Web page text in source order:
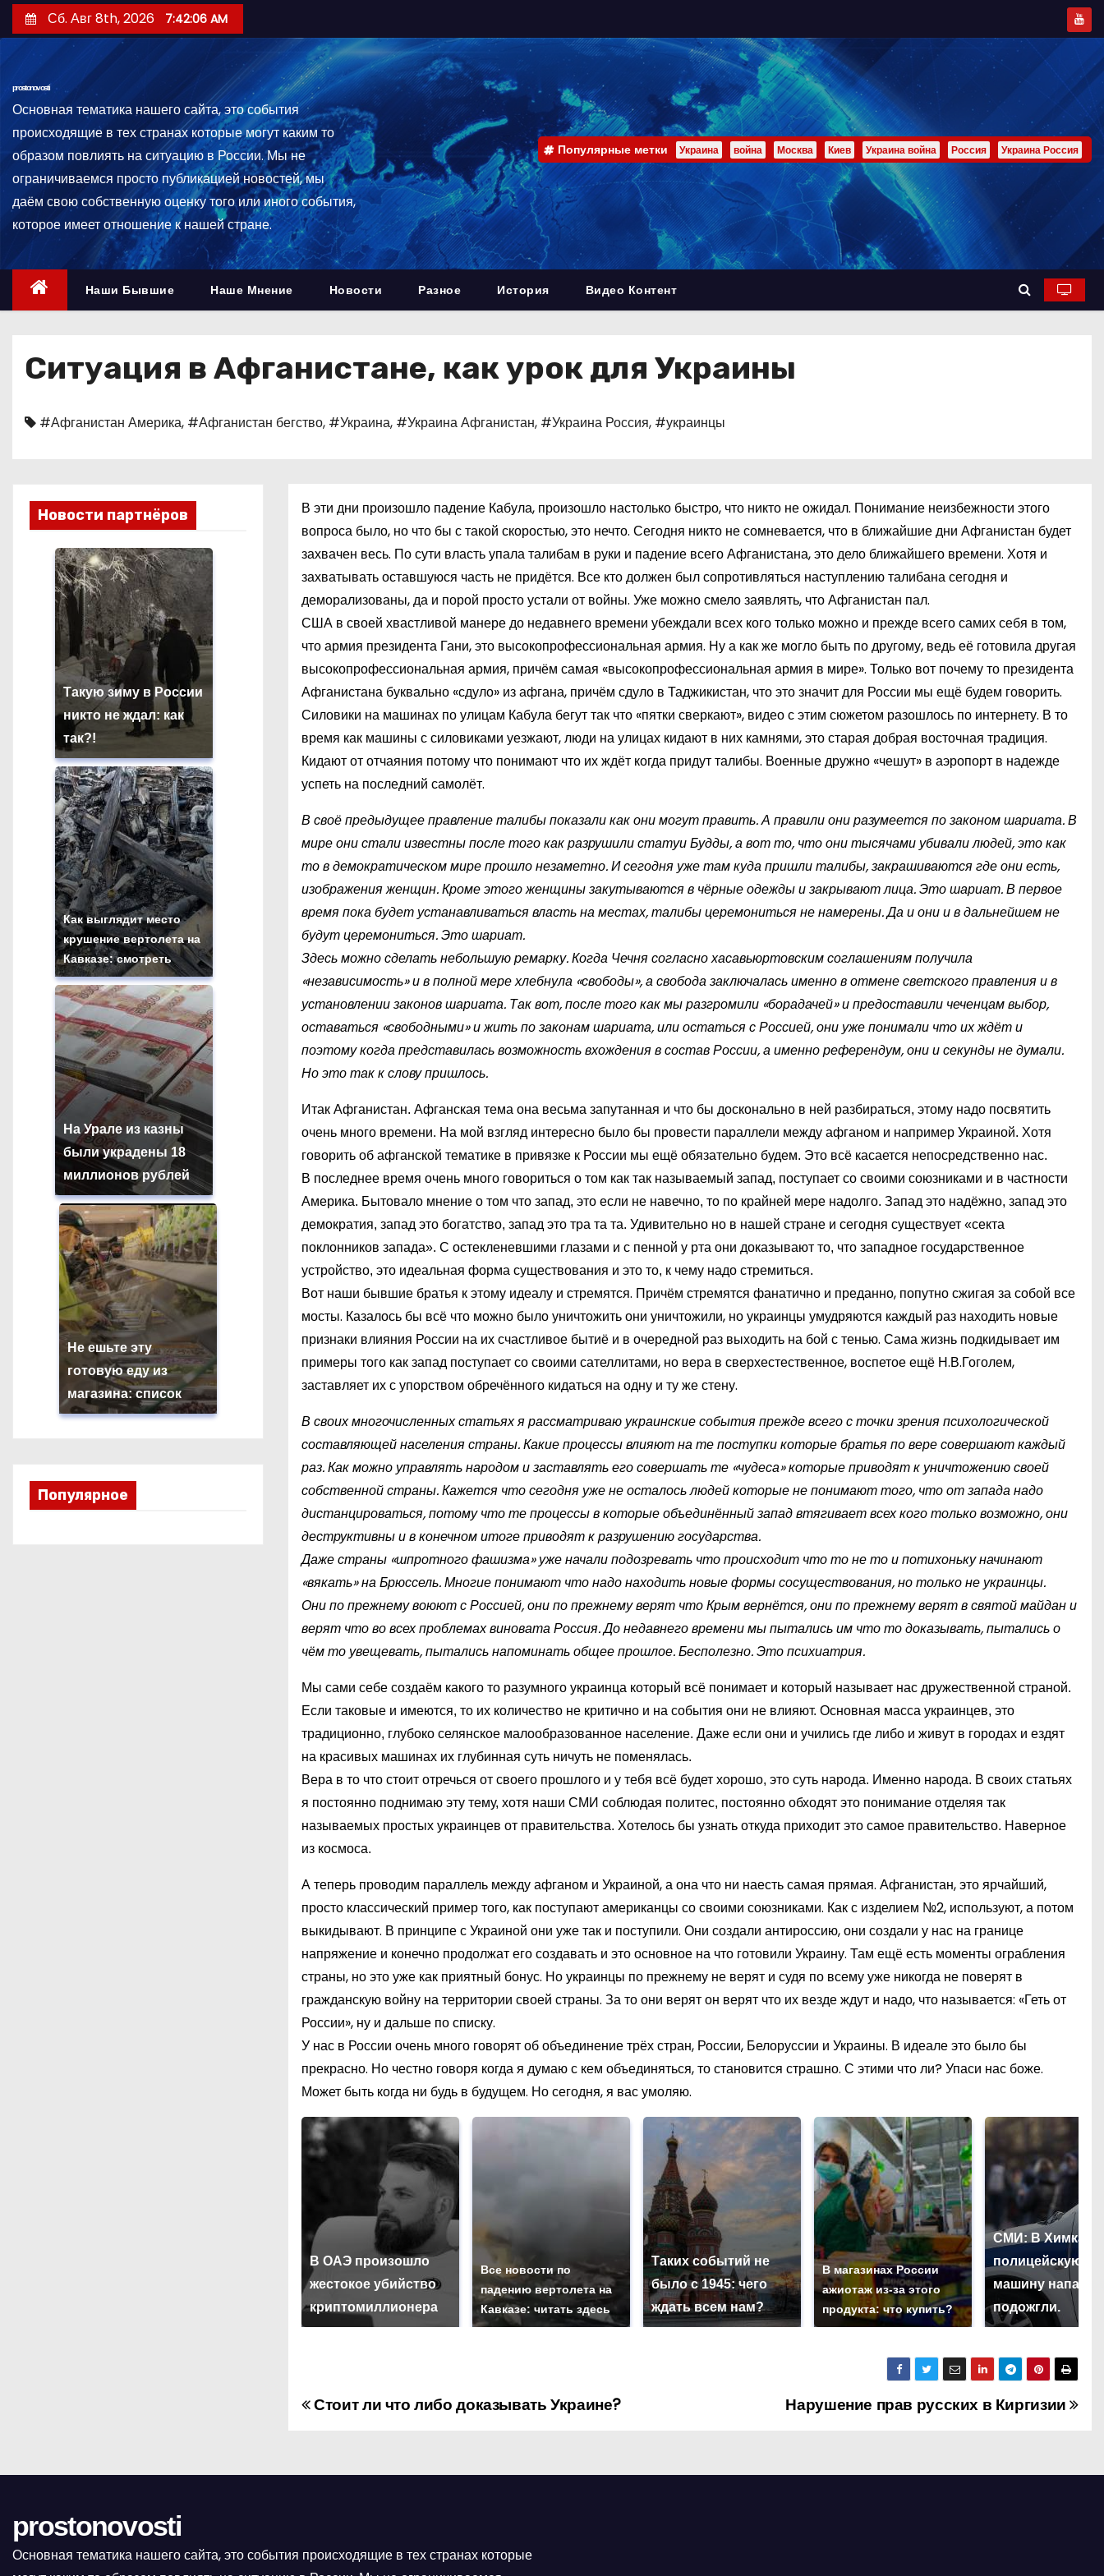
е
й
ж
Сб. Авг 8th, 2026 7:42:07 AM
prostonovosti
Основная тематика нашего сайта, это события
происходящие в тех странах которые могут каким то
образом повлиять на ситуацию в России. Мы не
ограничиваемся просто публикацией новостей, мы
даём свою собственную оценку того или иного события,
которое имеет отношение к нашей стране.
Популярные метки Украина война Москва Киев Украина война Россия Украина Россия
Наши Бывшие Наше Мнение Новости Разное История Видео Контент
Ситуация в Афганистане, как урок для Украины
#Афганистан Америка, #Афганистан бегство, #Украина, #Украина Афганистан, #Украина Россия, #украинцы
Новости партнёров
Такую зиму в России
никто не ждал: как
так?!
Как выглядит место
крушение вертолета на
Кавказе: смотреть
На Урале из казны
были украдены 18
миллионов рублей
Не ешьте эту
готовую еду из
магазина: список
Популярное
В эти дни произошло падение Кабула, произошло настолько быстро, что никто не ожидал. Понимание неизбежности этого
вопроса было, но что бы с такой скоростью, это нечто. Сегодня никто не сомневается, что в ближайшие дни Афганистан будет
захвачен весь. По сути власть упала талибам в руки и падение всего Афганистана, это дело ближайшего времени. Хотя и
захватывать оставшуюся часть не придётся. Все кто должен был сопротивляться наступлению талибана сегодня и
деморализованы, да и порой просто устали от войны. Уже можно смело заявлять, что Афганистан пал.
США в своей хвастливой манере до недавнего времени убеждали всех кого только можно и прежде всего самих себя в том,
что армия президента Гани, это высокопрофессиональная армия. Ну а как же могло быть по другому, ведь её готовила другая
высокопрофессиональная армия, причём самая «высокопрофессиональная армия в мире». Только вот почему то президента
Афганистана буквально «сдуло» из афгана, причём сдуло в Таджикистан, что это значит для России мы ещё будем говорить.
Силовики на машинах по улицам Кабула бегут так что «пятки сверкают», видео с этим сюжетом разошлось по интернету. В то
время как машины с силовиками уезжают, люди на улицах кидают в них камнями, это старая добрая восточная традиция.
Кидают от отчаяния потому что понимают что их ждёт когда придут талибы. Военные дружно «чешут» в аэропорт в надежде
успеть на последний самолёт.
В своё предыдущее правление талибы показали как они могут править. А правили они разумеется по законом шариата. В
мире они стали известны после того как разрушили статуи Будды, а вот то, что они тысячами убивали людей, это как
то в демократическом мире прошло незаметно. И сегодня уже там куда пришли талибы, закрашиваются где они есть,
изображения женщин. Кроме этого женщины закутываются в чёрные одежды и закрывают лица. Это шариат. В первое
время пока будет устанавливаться власть на местах, талибы церемониться не намерены. Да и они и в дальнейшем не
будут церемониться. Это шариат.
Здесь можно сделать небольшую ремарку. Когда Чечня согласно хасавьюртовским соглашениям получила
«независимость» и в полной мере хлебнула «свободы», а свобода заключалась именно в отмене светского правления и в
установлении законов шариата. Так вот, после того как мы разгромили «борадачей» и предоставили чеченцам выбор,
оставаться «свободными» и жить по законам шариата, или остаться с Россией, они уже понимали что их ждёт и
поэтому когда представилась возможность вхождения в состав России, а именно референдум, они и секунды не думали.
Но это так к слову пришлось.
Итак Афганистан. Афганская тема она весьма запутанная и что бы досконально в ней разбираться, этому надо посвятить
очень много времени. На мой взгляд интересно было бы провести параллели между афганом и например Украиной. Хотя
говорить об афганской тематике в привязке к России мы ещё обязательно будем. Это всё касается непосредственно нас.
В последнее время очень много говориться о том как так называемый запад, поступает со своими союзниками и в частности
Америка. Бытовало мнение о том что запад, это если не навечно, то по крайней мере надолго. Запад это надёжно, запад это
демократия, запад это богатство, запад это тра та та. Удивительно но в нашей стране и сегодня существует «секта
поклонников запада». С остекленевшими глазами и с пенной у рта они доказывают то, что западное государственное
устройство, это идеальная форма существования и это то, к чему надо стремиться.
Вот наши бывшие братья к этому идеалу и стремятся. Причём стремятся фанатично и преданно, попутно сжигая за собой все
мосты. Казалось бы всё что можно было уничтожить они уничтожили, но украинцы умудряются каждый раз находить новые
признаки влияния России на их счастливое бытиё и в очередной раз выходить на бой с тенью. Сама жизнь подкидывает им
примеры того как запад поступает со своими сателлитами, но вера в сверхестественное, воспетое ещё Н.В.Гоголем,
заставляет их с упорством обречённого кидаться на одну и ту же стену.
В своих многочисленных статьях я рассматриваю украинские события прежде всего с точки зрения психологической
составляющей населения страны. Какие процессы влияют на те поступки которые братья по вере совершают каждый
раз. Как можно управлять народом и заставлять его совершать те «чудеса» которые приводят к уничтожению своей
собственной страны. Кажется что сегодня уже не осталось людей которые не понимают того, что от запада надо
дистанцироваться, потому что те процессы в которые объединённый запад втягивает всех кого только возможно, они
деструктивны и в конечном итоге приводят к разрушению государства.
Даже страны «шпротного фашизма» уже начали подозревать что происходит что то не то и потихоньку начинают
«вякать» на Брюссель. Многие понимают что надо находить новые формы сосуществования, но только не украинцы.
Они по прежнему воюют с Россией, они по прежнему верят что Крым вернётся, они по прежнему верят в святой майдан и
верят что во всех проблемах виновата Россия. До недавнего времени мы пытались им что то доказывать, пытались о
чём то увещевать, пытались напоминать общее прошлое. Бесполезно. Это психиатрия.
Мы сами себе создаём какого то разумного украинца который всё понимает и который называет нас дружественной страной.
Если таковые и имеются, то их количество не критично и на события они не влияют. Основная масса украинцев, это
традиционно, глубоко селянское малообразованное население. Даже если они и учились где либо и живут в городах и ездят
на красивых машинах их глубинная суть ничуть не поменялась.
Вера в то что стоит отречься от своего прошлого и у тебя всё будет хорошо, это суть народа. Именно народа. В своих статьях
я постоянно поднимаю эту тему, хотя наши СМИ соблюдая политес, постоянно обходят это понимание отделяя так
называемых простых украинцев от правительства. Хотелось бы узнать откуда приходит это самое правительство. Наверное
из космоса.
А теперь проводим параллель между афганом и Украиной, а она что ни наесть самая прямая. Афганистан, это ярчайший,
просто классический пример того, как поступают американцы со своими союзниками. Как с изделием №2, используют, а потом
выкидывают. В принципе с Украиной они уже так и поступили. Они создали антироссию, они создали у нас на границе
напряжение и конечно продолжат его создавать и это основное на что готовили Украину. Там ещё есть моменты ограбления
страны, но это уже как приятный бонус. Но украинцы по прежнему не верят и судя по всему уже никогда не поверят в
гражданскую войну на территории своей страны. За то они верят он верят что их везде ждут и надо, что называется: «Геть от
России», ну и дальше по списку.
У нас в России очень много говорят об объединение трёх стран, России, Белоруссии и Украины. В идеале это было бы
прекрасно. Но честно говоря когда я думаю с кем объединяться, то становится страшно. С этими что ли? Упаси нас боже.
Может быть когда ни будь в будущем. Но сегодня, я вас умоляю.
В ОАЭ произошло
жестокое убийство
криптомиллионера
Все новости по
падению вертолета на
Кавказе: читать здесь
Таких событий не
было с 1945: чего
ждать всем нам?
В магазинах России
ажиотаж из-за этого
продукта: что купить?
СМИ: В Химках
полицейскую
машину напали
подожгли.
Н
в
г
Нарушение прав русских в Киргизии
Стоит ли что либо доказывать Украине?
prostonovosti
Основная тематика нашего сайта, это события происходящие в тех странах которые